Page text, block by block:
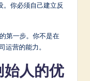
。你必须自己建立反
第一步。你不是在
运营的能力。
人的优